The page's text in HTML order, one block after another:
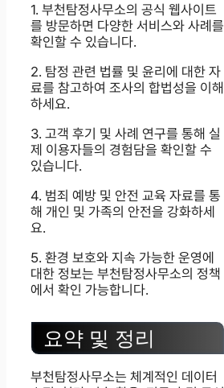
1. 부천탐정사무소의 공식 웹사이트
를 방문하면 다양한 서비스와 사례를
확인할 수 있습니다.
2. 탐정 관련 법률 및 윤리에 대한 자
료를 참고하여 조사의 합법성을 이해
하세요.
3. 고객 후기 및 사례 연구를 통해 실
제 이용자들의 경험담을 확인할 수
있습니다.
4. 범죄 예방 및 안전 교육 자료를 통
해 개인 및 가족의 안전을 강화하세
요.
5. 환경 보호와 지속 가능한 운영에
대한 정보는 부천탐정사무소의 정책
에서 확인 가능합니다.
요약 및 정리
부천탐정사무소는 체계적인 데이터